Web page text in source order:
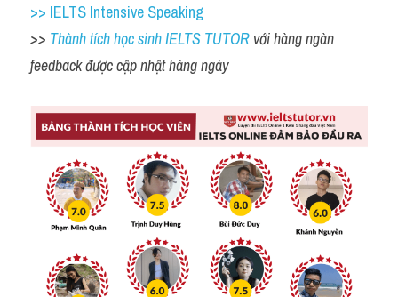
>> IELTS Intensive Speaking
>> Thành tích học sinh IELTS TUTOR với hàng ngàn
feedback được cập nhật hàng ngày